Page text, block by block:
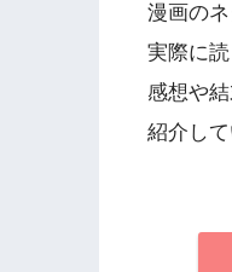
漫画のネ
実際に
感想や
紹介して